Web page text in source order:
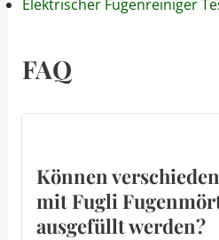
Elektrischer Fugenreiniger
FAQ
Können
mit Fugli
ausgefüllt werden?